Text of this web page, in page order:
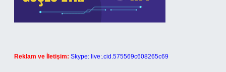
Reklam ve İletişim: Skype: live:.cid.575569c608265c69